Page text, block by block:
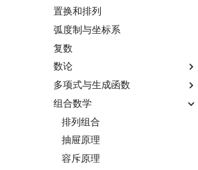
置换和排列
弧度制与坐标系
复数
数论
数论基础
模算术简介
素数
最大公约数
欧拉函数
多项式与生成函数
多项式与生成函数简介
代数基本定理
快速傅里叶变换
快速数论变换
组合数学
排列组合
抽屉原理
容斥原理